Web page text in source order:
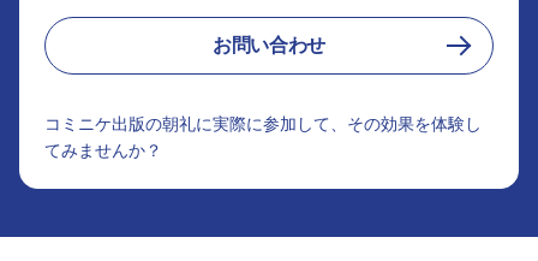
お問い合わせ
コミニケ出版の朝礼に実際に参加して、その効果を体験し
てみませんか？